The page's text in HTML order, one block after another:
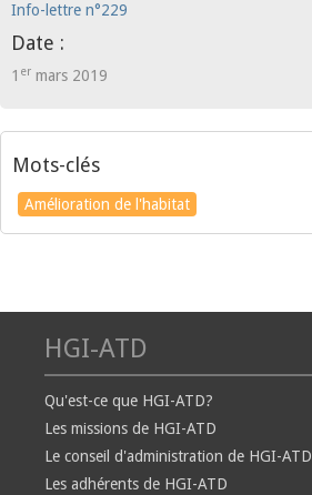
Info-lettre n°229
Date :
1 er mars 2019
Mots-clés
Amélioration de l'habitat
HGI-ATD
Qu'est-ce que HGI-ATD?
Les missions de HGI-ATD
Le conseil d'administration de HGI-ATD
Les adhérents de HGI-ATD